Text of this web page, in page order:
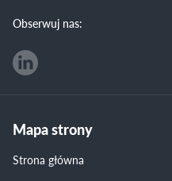
Obserwuj nas:
Mapa strony
Strona główna